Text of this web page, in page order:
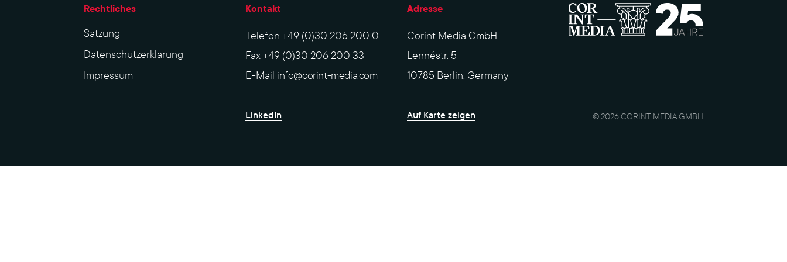
Rechtliches
Sat­zung
Datenschutzerklärung
Impres­sum
Kontakt
Telefon +49 (0)30 206 200 0
Fax+49 (0)30 206 200 33
E-Mail info@corint-media.com
LinkedIn
Adresse
Corint Media GmbH
Lennéstr. 5
10785 Berlin, Germany
Auf Karte zeigen © 2026 CORINT MEDIA GMBH